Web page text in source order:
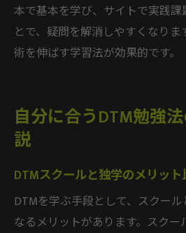
本で基本を学び、サイトで実践課
とで、疑問を解消しやすくなり
術を伸ばす学習法が効果的です。
自分に合うDTM勉強
説
DTMスクールと独学のメリット
DTMを学ぶ手段として、スクー
なるメリットがあります。スク